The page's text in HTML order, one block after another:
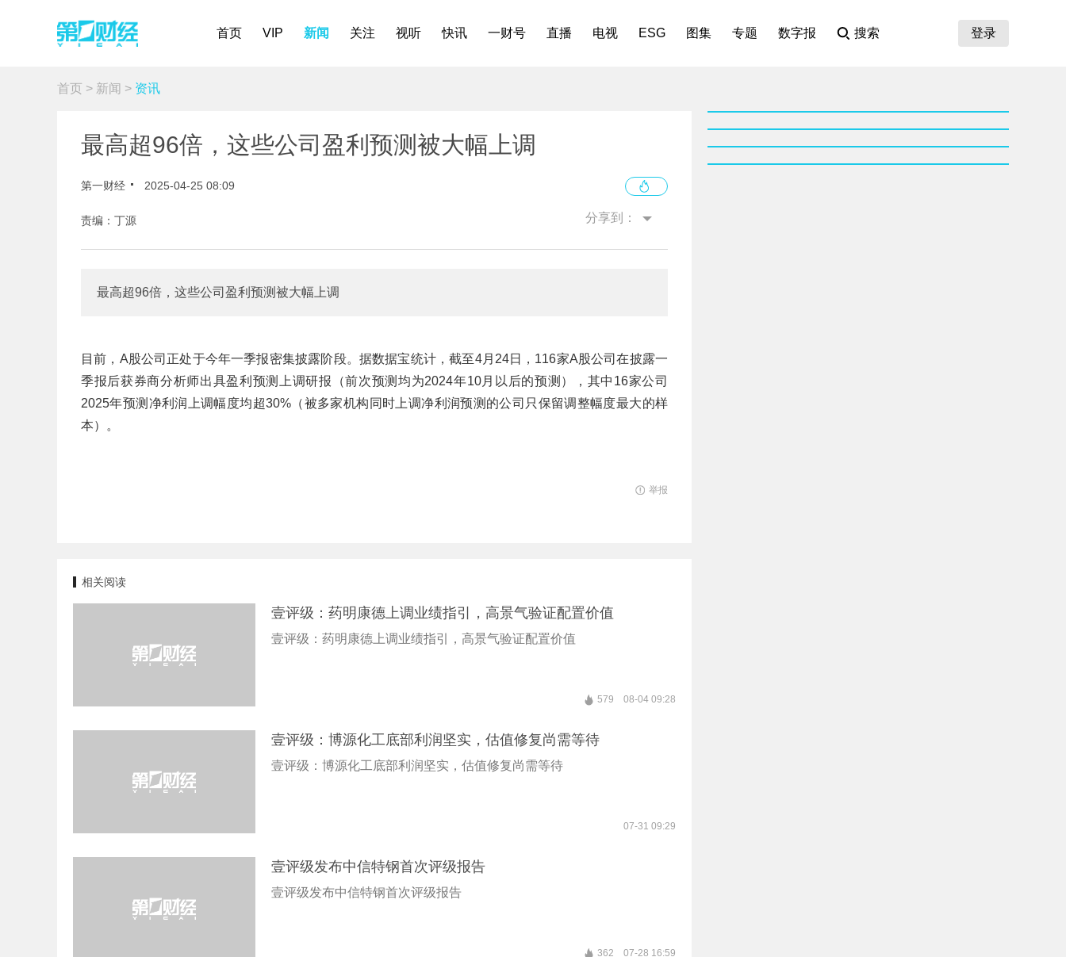
首页 VIP 新闻 关注 视听 快讯 一财号 直播 电视 ESG 图集 专题 数字报 搜索 登录
首页 > 新闻 > 资讯
最高超96倍，这些公司盈利预测被大幅上调
第一财经 2025-04-25 08:09
责编：丁源 分享到：
最高超96倍，这些公司盈利预测被大幅上调
目前，A股公司正处于今年一季报密集披露阶段。据数据宝统计，截至4月24日，116家A股公司在披露一
季报后获券商分析师出具盈利预测上调研报（前次预测均为2024年10月以后的预测），其中16家公司
2025年预测净利润上调幅度均超30%（被多家机构同时上调净利润预测的公司只保留调整幅度最大的样
本）。
举报
相关阅读
壹评级：药明康德上调业绩指引，高景气验证配置价值
壹评级：药明康德上调业绩指引，高景气验证配置价值
579 08-04 09:28
壹评级：博源化工底部利润坚实，估值修复尚需等待
壹评级：博源化工底部利润坚实，估值修复尚需等待
07-31 09:29
壹评级发布中信特钢首次评级报告
壹评级发布中信特钢首次评级报告
362 07-28 16:59